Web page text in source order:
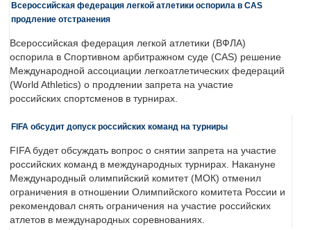
Всероссийская федерация легкой атлетики оспорила в CAS
продление отстранения
Всероссийская федерация легкой атлетики (ВФЛА)
оспорила в Спортивном арбитражном суде (CAS) решение
Международной ассоциации легкоатлетических федераций
(World Athletics) о продлении запрета на участие
российских спортсменов в турнирах.
FIFA обсудит допуск российских команд на турниры
FIFA будет обсуждать вопрос о снятии запрета на участие
российских команд в международных турнирах. Накануне
Международный олимпийский комитет (МОК) отменил
ограничения в отношении Олимпийского комитета России и
рекомендовал снять ограничения на участие российских
атлетов в международных соревнованиях.